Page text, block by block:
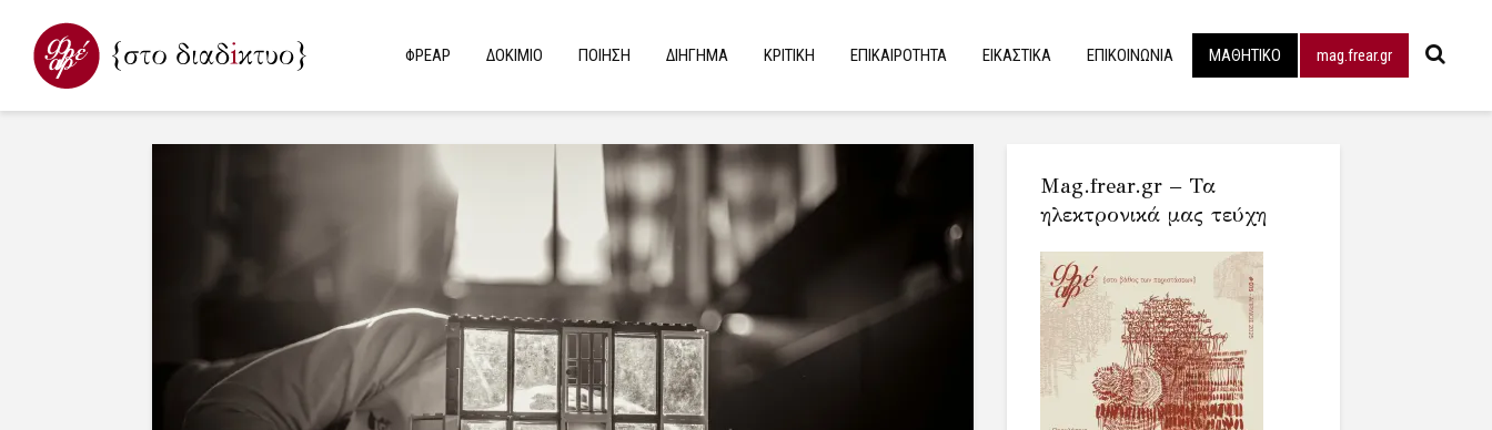
ΦΡΕΑΡ ΔΟΚΙΜΙΟ ΠΟΙΗΣΗ ΔΙΗΓΗΜΑ ΚΡΙΤΙΚΗ ΕΠΙΚΑΙΡΟΤΗΤΑ ΕΙΚΑΣΤΙΚΑ ΕΠΙΚΟΙΝΩΝΙΑ ΜΑΘΗΤΙΚΟ mag.frear.gr
Mag.frear.gr – Τα
ηλεκτρονικά μας τεύχη